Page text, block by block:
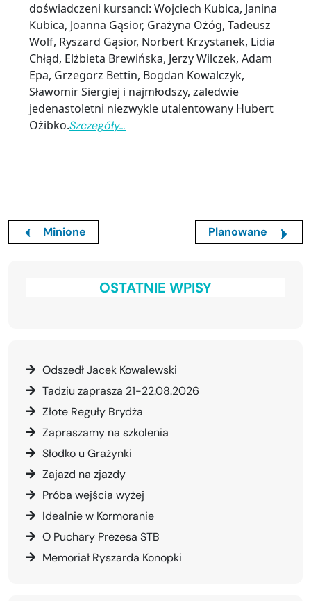
doświadczeni kursanci: Wojciech Kubica, Janina
Kubica, Joanna Gąsior, Grażyna Ożóg, Tadeusz
Wolf, Ryszard Gąsior, Norbert Krzystanek, Lidia
Chłąd, Elżbieta Brewińska, Jerzy Wilczek, Adam
Epa, Grzegorz Bettin, Bogdan Kowalczyk,
Sławomir Siergiej i najmłodszy, zaledwie
jedenastoletni niezwykle utalentowany Hubert
Ożibko.Szczegóły…
Minione Planowane
OSTATNIE WPISY
Odszedł Jacek Kowalewski
Tadziu zaprasza 21-22.08.2026
Złote Reguły Brydża
Zapraszamy na szkolenia
Słodko u Grażynki
Zajazd na zjazdy
Próba wejścia wyżej
Idealnie w Kormoranie
O Puchary Prezesa STB
Memoriał Ryszarda Konopki